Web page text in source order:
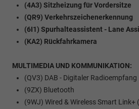
(4A3) Sitzheizung für Vordersitze
(QR9) Verkehrszeichenerkennung
(6I1) Spurhalteassistent - Lane
(KA2) Rückfahrkamera
MULTIMEDIA UND KOMMUNIKATION:
(QV3) DAB - Digitaler Radioempfang
(9ZX) Bluetooth
(9WJ) Wired & Wireless Smart